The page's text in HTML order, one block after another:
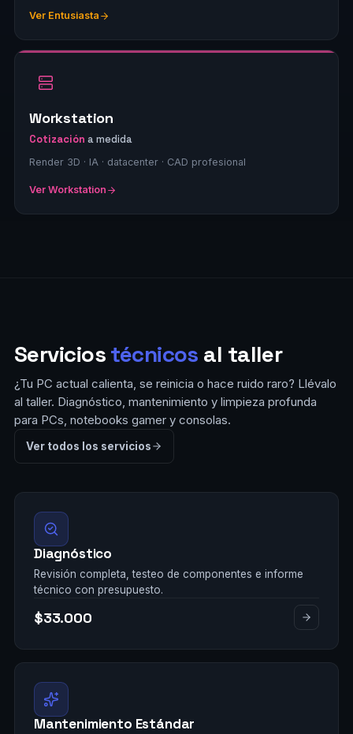
Ver Entusiasta
Workstation
Cotización a medida
Render 3D · IA · datacenter · CAD profesional
Ver Workstation
Serviciostécnicos al taller
¿Tu PC actual calienta, se reinicia o hace ruido raro? Llévalo
al taller. Diagnóstico, mantenimiento y limpieza profunda
para PCs, notebooks gamer y consolas.
Ver todos los servicios
Diagnóstico
Revisión completa, testeo de componentes e informe
técnico con presupuesto.
$33.000
Mantenimiento Estándar